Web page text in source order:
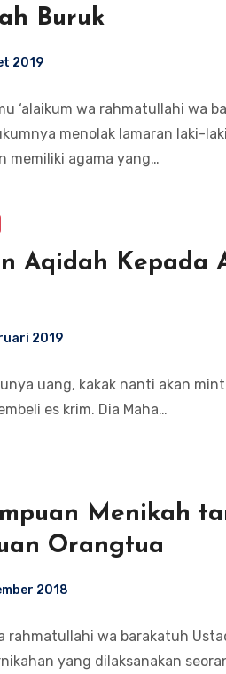
Buruk
2019
‘alaikum wa rahmatullahi wa
menolak lamaran laki-
memiliki agama yang…
Aqidah Kepada
2019
uang, kakak nanti akan
es krim. Dia Maha…
Menikah
Orangtua
2018
rahmatullahi wa barakatuh
yang dilaksanakan